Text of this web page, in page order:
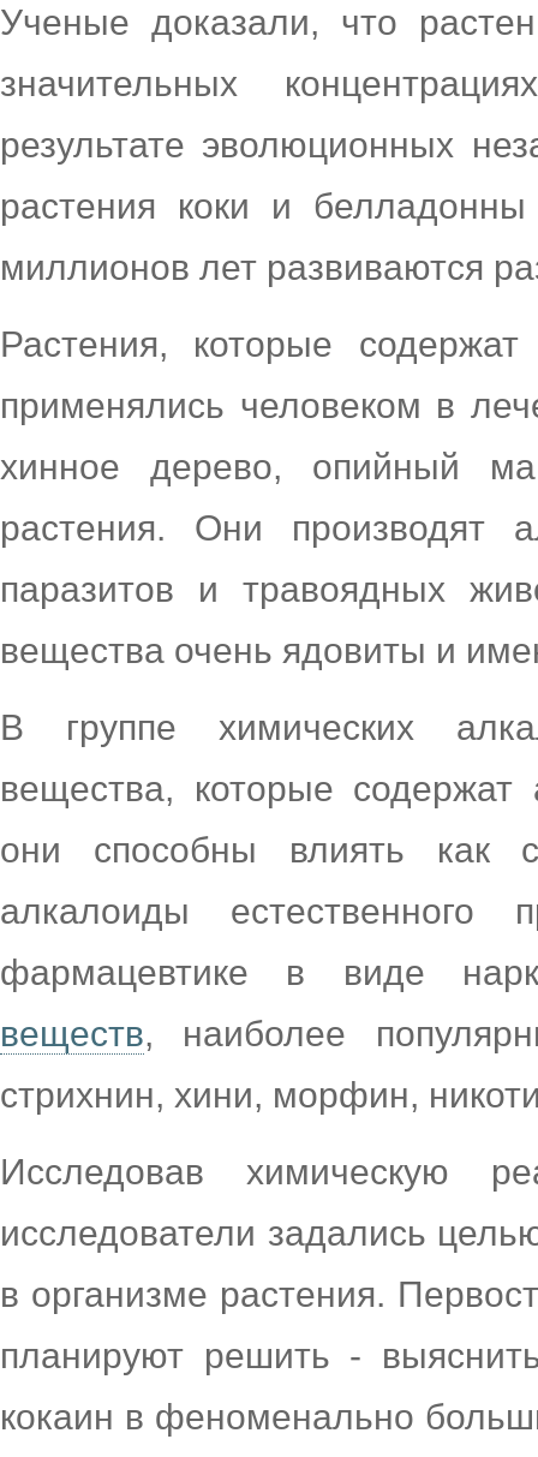
Ученые доказали, что
значительных
результате эволюционных
растения коки и
миллионов лет развиваются
Растения, которые
применялись человеком в
хинное дерево, опийный
растения. Они
паразитов и травоядных
вещества очень ядовиты и
В группе химических
вещества, которые содержат
они способны влиять как
алкалоиды естественного
фармацевтике в виде
веществ, наиболее
стрихнин, хини, морфин,
Исследовав химическую
исследователи задались
в организме растения.
планируют решить -
кокаин в феноменально